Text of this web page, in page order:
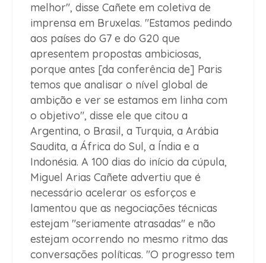
melhor", disse Cañete em coletiva de
imprensa em Bruxelas. "Estamos pedindo
aos países do G7 e do G20 que
apresentem propostas ambiciosas,
porque antes [da conferência de] Paris
temos que analisar o nível global de
ambição e ver se estamos em linha com
o objetivo", disse ele que citou a
Argentina, o Brasil, a Turquia, a Arábia
Saudita, a África do Sul, a Índia e a
Indonésia. A 100 dias do início da cúpula,
Miguel Arias Cañete advertiu que é
necessário acelerar os esforços e
lamentou que as negociações técnicas
estejam "seriamente atrasadas" e não
estejam ocorrendo no mesmo ritmo das
conversações políticas. "O progresso tem